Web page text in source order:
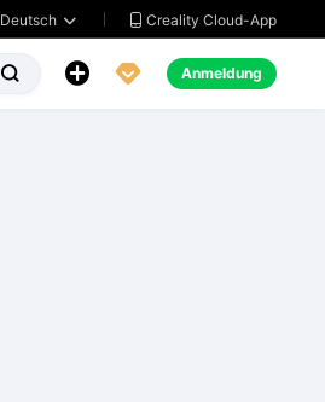
Deutsch   Creality Cloud-App
   Anmeldung